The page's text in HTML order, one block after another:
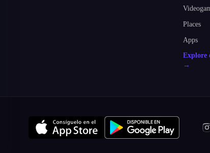
Places
Apps
Explore
→